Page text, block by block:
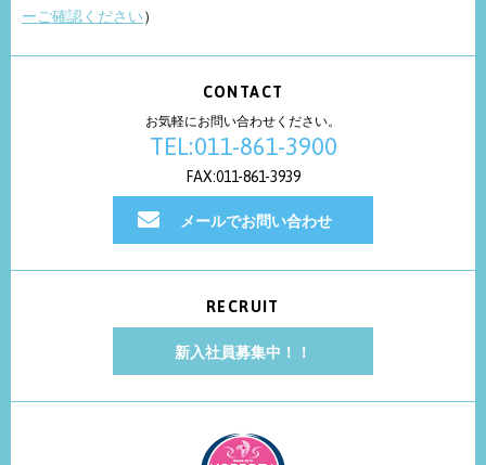
ーご確認ください）
CONTACT
お気軽にお問い合わせください。
TEL:011-861-3900
FAX:011-861-3939
メールでお問い合わせ
RECRUIT
新入社員募集中！！